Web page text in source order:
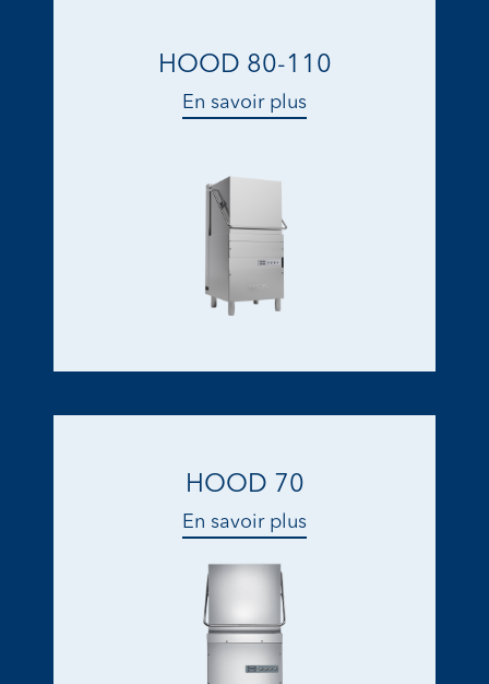
HOOD 80-110
En savoir plus
HOOD 70
En savoir plus